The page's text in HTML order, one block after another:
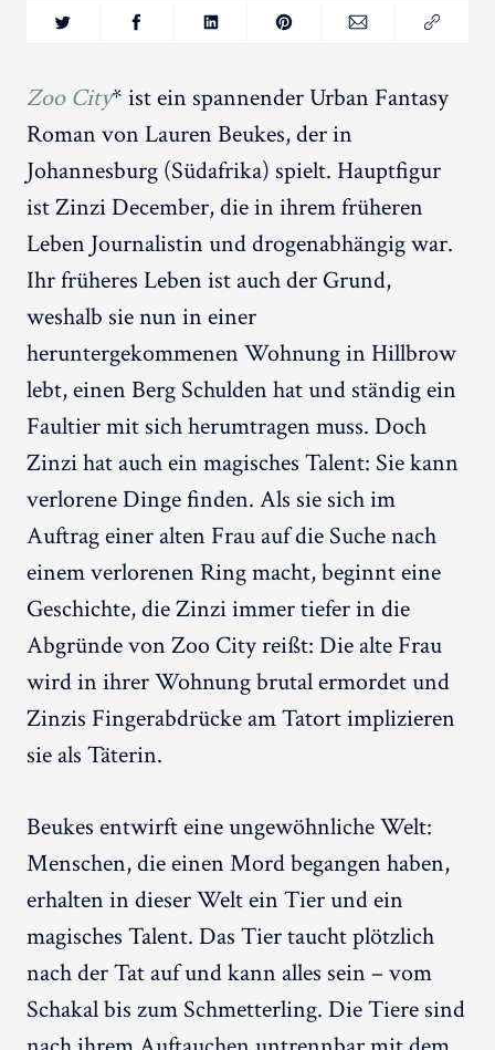
Zoo City* ist ein spannender Urban Fantasy
Roman von Lauren Beukes, der in
Johannesburg (Südafrika) spielt. Hauptfigur
ist Zinzi December, die in ihrem früheren
Leben Journalistin und drogenabhängig war.
Ihr früheres Leben ist auch der Grund,
weshalb sie nun in einer
heruntergekommenen Wohnung in Hillbrow
lebt, einen Berg Schulden hat und ständig ein
Faultier mit sich herumtragen muss. Doch
Zinzi hat auch ein magisches Talent: Sie kann
verlorene Dinge finden. Als sie sich im
Auftrag einer alten Frau auf die Suche nach
einem verlorenen Ring macht, beginnt eine
Geschichte, die Zinzi immer tiefer in die
Abgründe von Zoo City reißt: Die alte Frau
wird in ihrer Wohnung brutal ermordet und
Zinzis Fingerabdrücke am Tatort implizieren
sie als Täterin.
Beukes entwirft eine ungewöhnliche Welt:
Menschen, die einen Mord begangen haben,
erhalten in dieser Welt ein Tier und ein
magisches Talent. Das Tier taucht plötzlich
nach der Tat auf und kann alles sein – vom
Schakal bis zum Schmetterling. Die Tiere sind